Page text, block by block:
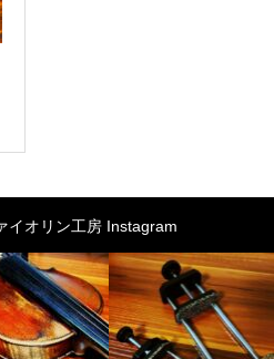
イオリン工房 Instagram